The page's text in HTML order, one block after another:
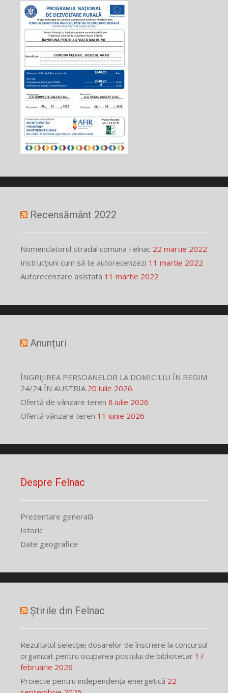
Recensământ 2022
Nomenclatorul stradal comuna Felnac 22 martie 2022
Instrucțiuni cum să te autorecenzezi 11 martie 2022
Autorecenzare asistata 11 martie 2022
Anunțuri
ÎNGRIJIREA PERSOANELOR LA DOMICILIU ÎN REGIM
24/24 ÎN AUSTRIA 20 iulie 2026
Ofertă de vânzare teren 8 iulie 2026
Ofertă vânzare teren 11 iunie 2026
Despre Felnac
Prezentare generală
Istoric
Date geografice
Știrile din Felnac
Rezultatul selecției dosarelor de înscriere la concursul
organizat pentru ocuparea postului de bibliotecar 17
februarie 2026
Proiecte pentru independența energetică 22